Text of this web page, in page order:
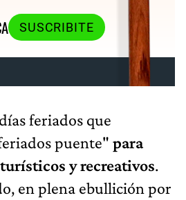
SUSCRIBITE
feriados que
puente" para
y recreativos.
en plena ebullición por